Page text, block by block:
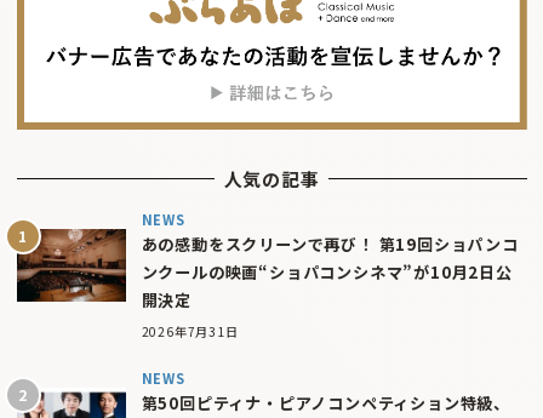
人気の記事
NEWS
あの感動をスクリーンで再び！ 第19回ショパンコ
ンクールの映画“ショパコンシネマ”が10月2日公
開決定
2026年7月31日
NEWS
第50回ピティナ・ピアノコンペティション特級、